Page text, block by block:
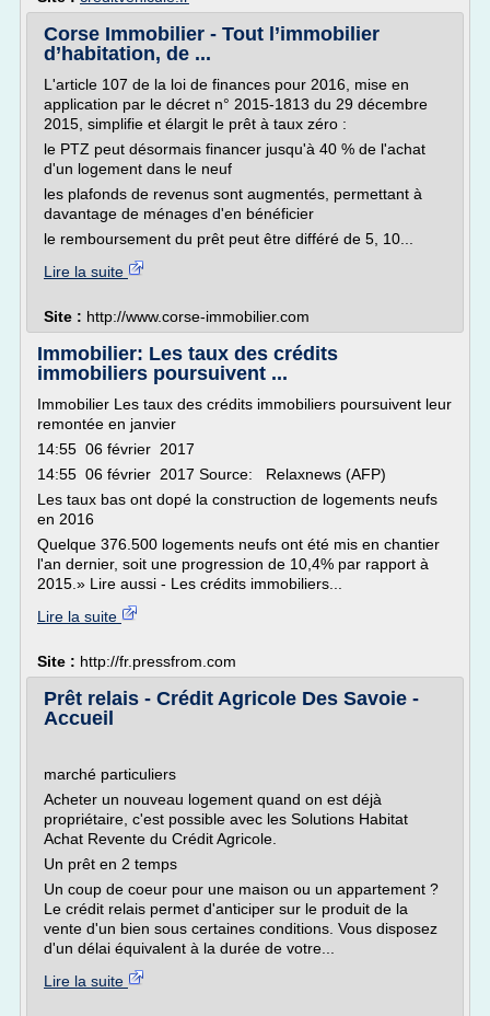
Corse Immobilier - Tout l’immobilier
d’habitation, de ...
L'article 107 de la loi de finances pour 2016, mise en
application par le décret n° 2015-1813 du 29 décembre
2015, simplifie et élargit le prêt à taux zéro :
le PTZ peut désormais financer jusqu'à 40 % de l'achat
d'un logement dans le neuf
les plafonds de revenus sont augmentés, permettant à
davantage de ménages d'en bénéficier
le remboursement du prêt peut être différé de 5, 10...
Lire la suite
Site : http://www.corse-immobilier.com
Immobilier: Les taux des crédits
immobiliers poursuivent ...
Immobilier Les taux des crédits immobiliers poursuivent leur
remontée en janvier
14:55 06 février 2017
14:55 06 février 2017 Source: Relaxnews (AFP)
Les taux bas ont dopé la construction de logements neufs
en 2016
Quelque 376.500 logements neufs ont été mis en chantier
l'an dernier, soit une progression de 10,4% par rapport à
2015.» Lire aussi - Les crédits immobiliers...
Lire la suite
Site : http://fr.pressfrom.com
Prêt relais - Crédit Agricole Des Savoie -
Accueil
marché particuliers
Acheter un nouveau logement quand on est déjà
propriétaire, c'est possible avec les Solutions Habitat
Achat Revente du Crédit Agricole.
Un prêt en 2 temps
Un coup de coeur pour une maison ou un appartement ?
Le crédit relais permet d'anticiper sur le produit de la
vente d'un bien sous certaines conditions. Vous disposez
d'un délai équivalent à la durée de votre...
Lire la suite